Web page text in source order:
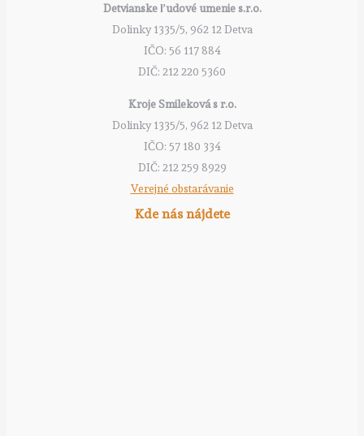
Detvianske ľudové umenie s.r.o.
Dolinky 1335/5, 962 12 Detva
IČO: 56 117 884
DIČ: 212 220 5360
Kroje Smileková s r.o.
Dolinky 1335/5, 962 12 Detva
IČO: 57 180 334
DIČ: 212 259 8929
Verejné obstarávanie
Kde nás nájdete